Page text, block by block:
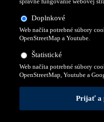
© 2026 Všetky práva vyhradené
správne fungovanie webovej
Doplnkové
Web načíta potrebné súbory
OpenStreetMap a Youtube.
Štatistické
Web načíta potrebné súbory
OpenStreetMap, Youtube a